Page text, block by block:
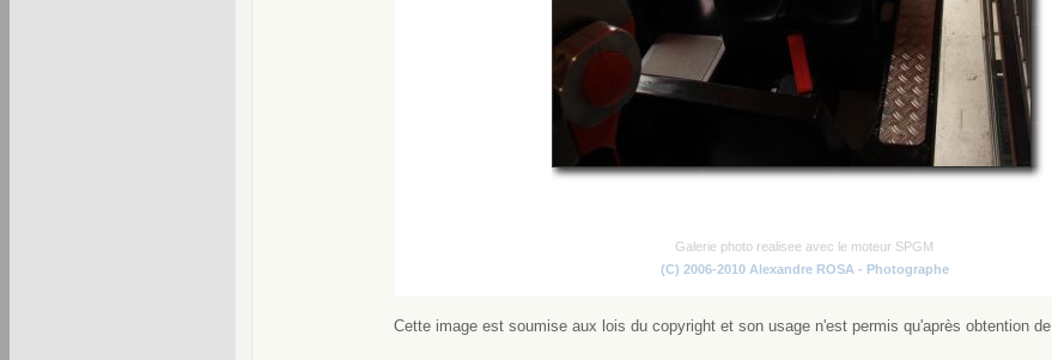
Galerie photo realisee avec le moteur SPGM
(C) 2006-2010 Alexandre ROSA - Photographe
Cette image est soumise aux lois du copyright et son usage n'est permis qu'après obtention de